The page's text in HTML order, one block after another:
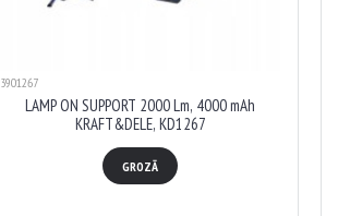
3901267
LAMP ON SUPPORT 2000 Lm, 4000 mAh
KRAFT&DELE, KD1267
GROZĀ